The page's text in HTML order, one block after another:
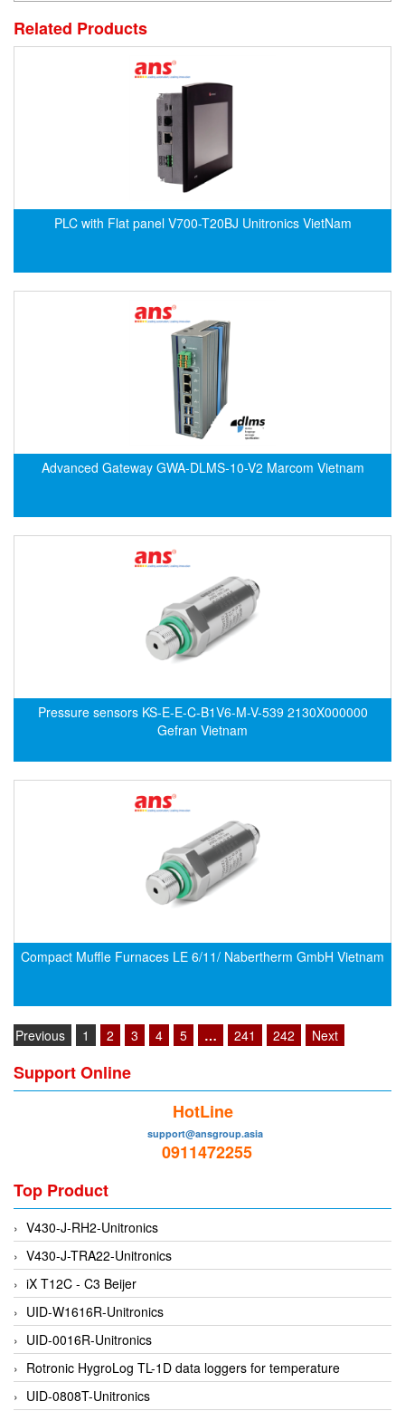
Ecom-EX
Ekstrom-Carlson
Elap Vietnam
Electronic Design System S.R.L Vietnam
Elektrophysik Vietnam
ELETTA
ELMESS-Thermosystemtechnik
Eltherm
ELVEM Vietnam
Emotron
Enensys Vietnam
Enerpac
Environmental Compliance Products
EPC
EPE Process Filters & Accumulators
Epro/Emerson
ERE WIRELESS
Erhardt-Leimer
Erhardt-Leimer
Erhardt-leimer
Related Products
PLC with Flat panel V700-T20BJ Unitronics VietNam
Advanced Gateway GWA-DLMS-10-V2 Marcom Vietnam
Pressure sensors KS-E-E-C-B1V6-M-V-539 2130X000000
Gefran Vietnam
Compact Muffle Furnaces LE 6/11/ Nabertherm GmbH Vietnam
Previous 1 2 3 4 5 … 241 242 Next
Support Online
HotLine
support@ansgroup.asia
0911472255
Top Product
V430-J-RH2-Unitronics
V430-J-TRA22-Unitronics
iX T12C - C3 Beijer
UID-W1616R-Unitronics
UID-0016R-Unitronics
Rotronic HygroLog TL-1D data loggers for temperature
UID-0808T-Unitronics